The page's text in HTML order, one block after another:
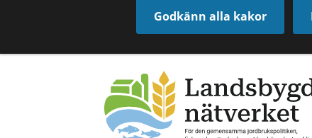
Godkänn alla kakor